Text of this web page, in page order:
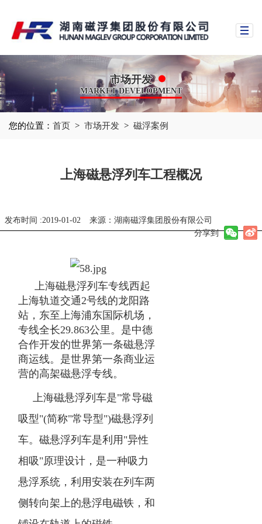
市场开发
MARKET DEVELOPMENT
您的位置：首页 >市场开发 >磁浮案例
上海磁悬浮列车工程概况
发布时间 :2019-01-02
来源：湖南磁浮集团股份有限公司
分享到
上海磁悬浮列车专线西起
上海轨道交通2号线的龙阳路
站，东至上海浦东国际机场，
专线全长29.863公里。是中德
合作开发的世界第一条磁悬浮
商运线。是世界第一条商业运
营的高架磁悬浮专线。
上海磁悬浮列车是"常导磁
吸型"(简称"常导型")磁悬浮列
车。磁悬浮列车是利用"异性
相吸"原理设计，是一种吸力
悬浮系统，利用安装在列车两
侧转向架上的悬浮电磁铁，和